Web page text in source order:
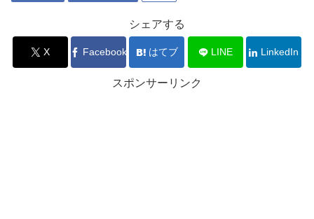
シェアする
X Facebook はてブ LINE LinkedIn
スポンサーリンク